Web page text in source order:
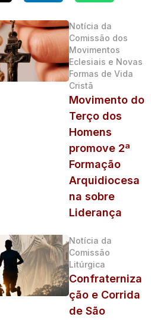
Notícia da
Comissão dos
Movimentos
Eclesiais e Novas
Formas de Vida
Cristã
Movimento do
Terço dos
Homens
promove 2ª
Formação
Arquidiocesa
na sobre
Liderança
Notícia da
Comissão
Litúrgica
Confraterniza
ção e Corrida
de São